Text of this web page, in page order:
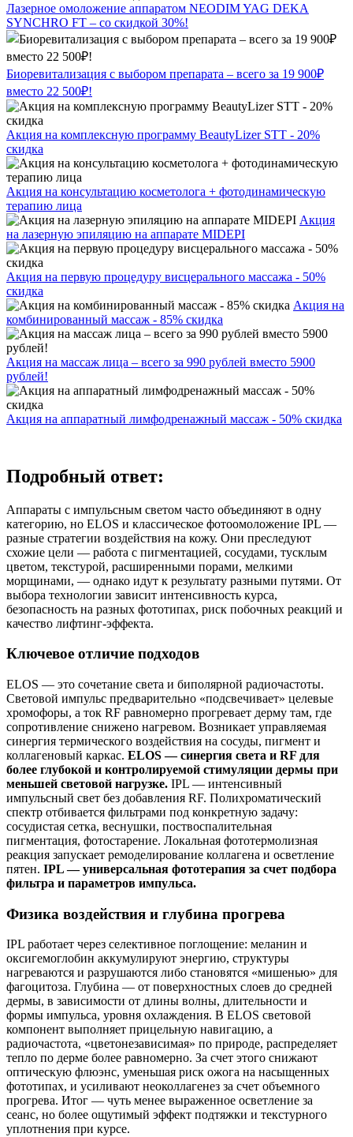
Лазерное омоложение аппаратом NEODIM YAG DEKA
SYNCHRO FT – со скидкой 30%!
Биоревитализация с выбором препарата – всего за 19 900₽
вместо 22 500₽!
Акция на комплексную программу BeautyLizer STT - 20%
скидка
Акция на консультацию косметолога + фотодинамическую
терапию лица
Акция
на лазерную эпиляцию на аппарате MIDEPI
Акция на первую процедуру висцерального массажа - 50%
скидка
Акция на
комбинированный массаж - 85% скидка
Акция на массаж лица – всего за 990 рублей вместо 5900
рублей!
Акция на аппаратный лимфодренажный массаж - 50% скидка
Подробный ответ:
Аппараты с импульсным светом часто объединяют в одну
категорию, но ELOS и классическое фотоомоложение IPL —
разные стратегии воздействия на кожу. Они преследуют
схожие цели — работа с пигментацией, сосудами, тусклым
цветом, текстурой, расширенными порами, мелкими
морщинами, — однако идут к результату разными путями. От
выбора технологии зависит интенсивность курса,
безопасность на разных фототипах, риск побочных реакций и
качество лифтинг‑эффекта.
Ключевое отличие подходов
ELOS — это сочетание света и биполярной радиочастоты.
Световой импульс предварительно «подсвечивает» целевые
хромофоры, а ток RF равномерно прогревает дерму там, где
сопротивление снижено нагревом. Возникает управляемая
синергия термического воздействия на сосуды, пигмент и
коллагеновый каркас. ELOS — синергия света и RF для
более глубокой и контролируемой стимуляции дермы при
меньшей световой нагрузке. IPL — интенсивный
импульсный свет без добавления RF. Полихроматический
спектр отбивается фильтрами под конкретную задачу:
сосудистая сетка, веснушки, поствоспалительная
пигментация, фотостарение. Локальная фототермолизная
реакция запускает ремоделирование коллагена и осветление
пятен. IPL — универсальная фототерапия за счет подбора
фильтра и параметров импульса.
Физика воздействия и глубина прогрева
IPL работает через селективное поглощение: меланин и
оксигемоглобин аккумулируют энергию, структуры
нагреваются и разрушаются либо становятся «мишенью» для
фагоцитоза. Глубина — от поверхностных слоев до средней
дермы, в зависимости от длины волны, длительности и
формы импульса, уровня охлаждения. В ELOS световой
компонент выполняет прицельную навигацию, а
радиочастота, «цветонезависимая» по природе, распределяет
тепло по дерме более равномерно. За счет этого снижают
оптическую флюэнс, уменьшая риск ожога на насыщенных
фототипах, и усиливают неоколлагенез за счет объемного
прогрева. Итог — чуть менее выраженное осветление за
сеанс, но более ощутимый эффект подтяжки и текстурного
уплотнения при курсе.